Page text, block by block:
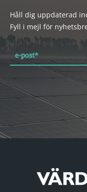
Håll dig uppdaterad
Fyll i mejl för
e-post*